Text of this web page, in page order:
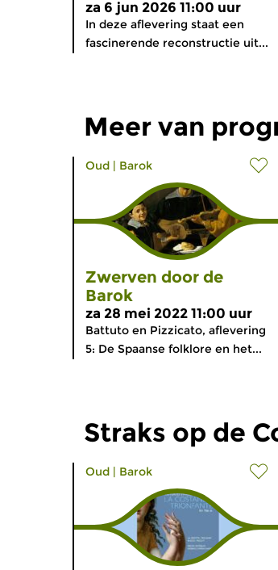
za 6 jun 2026 11:00 uur
In deze aflevering staat een
fascinerende reconstructie uit...
Meer van
Oud | Barok
Zwerven door de
Barok
za 28 mei 2022 11:00 uur
Battuto en Pizzicato, aflevering
5: De Spaanse folklore en het...
Straks op de
Oud | Barok